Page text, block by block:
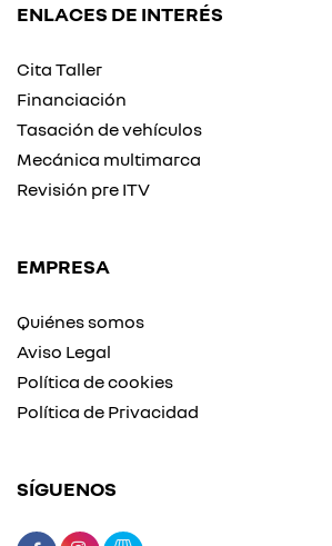
ENLACES DE INTERÉS
Cita Taller
Financiación
Tasación de vehículos
Mecánica multimarca
Revisión pre ITV
EMPRESA
Quiénes somos
Aviso Legal
Política de cookies
Política de Privacidad
SÍGUENOS